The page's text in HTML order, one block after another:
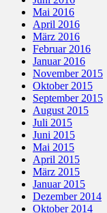
Mai 2016
April 2016
März 2016
Februar 2016
Januar 2016
November 2015
Oktober 2015
September 2015
August 2015
Juli 2015
Juni 2015
Mai 2015
April 2015
März 2015
Januar 2015
Dezember 2014
Oktober 2014